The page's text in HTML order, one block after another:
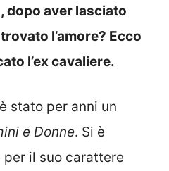
dopo aver lasciato
l’amore? Ecco
l’ex cavaliere.
stato per anni un
e Donne. Si è
il suo carattere